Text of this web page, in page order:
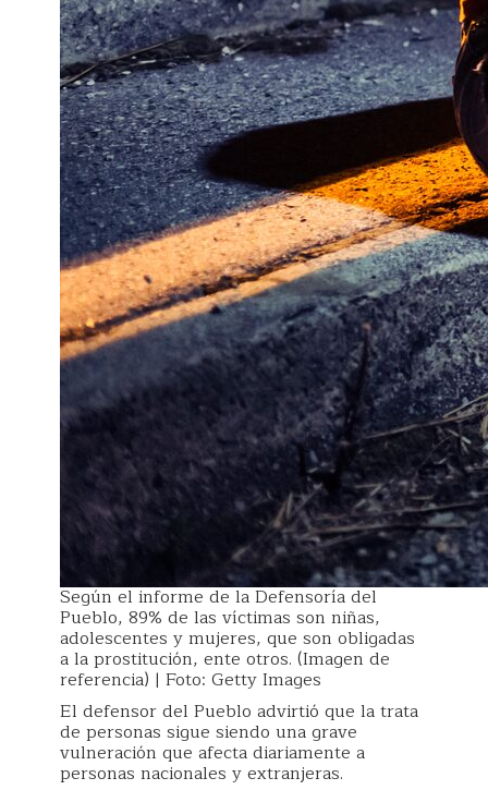
Según el informe de la Defensoría del
Pueblo, 89% de las víctimas son niñas,
adolescentes y mujeres, que son obligadas
a la prostitución, ente otros. (Imagen de
referencia) | Foto: Getty Images
El defensor del Pueblo advirtió que la trata
de personas sigue siendo una grave
vulneración que afecta diariamente a
personas nacionales y extranjeras.